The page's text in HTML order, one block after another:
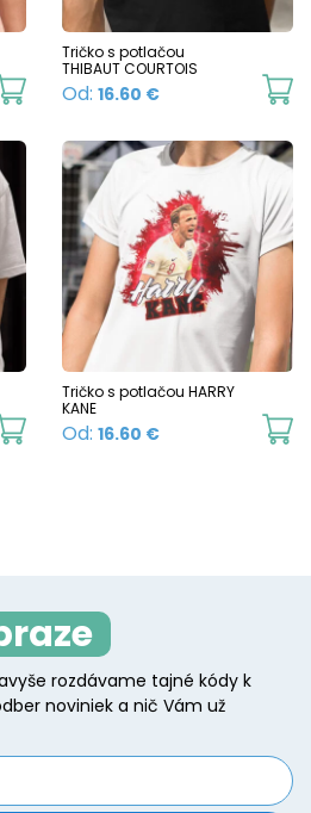
chosen
on
product
page
This
has
multiple
variants.
The
options
may
chosen
on
Tričko s potlačou
THIBAUT COURTOIS
Od: 16.60 €
This
options
may
be
on
Tričko s potlačou HARRY
KANE
Od: 16.60 €
rozdávame tajné kódy k
noviniek a nič Vám už